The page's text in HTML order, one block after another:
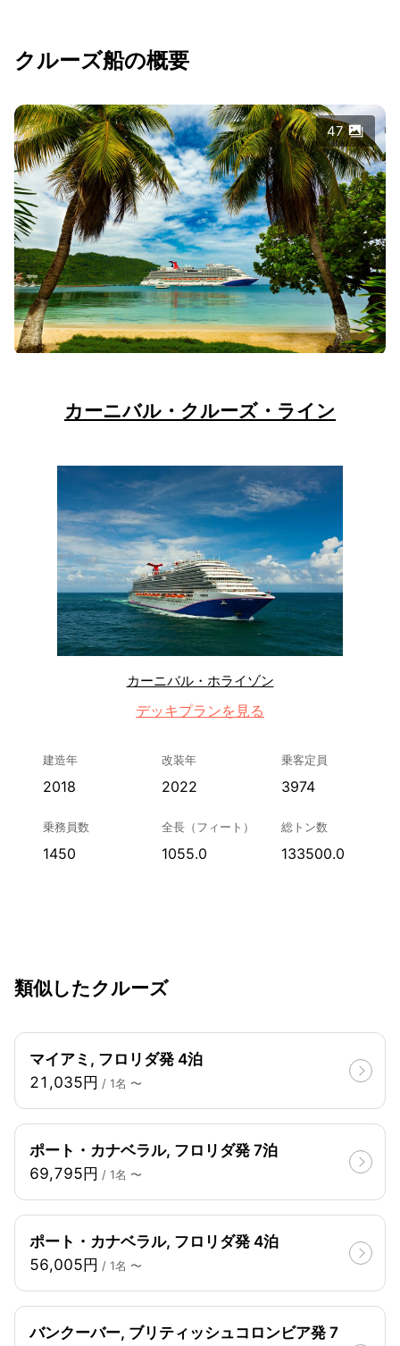
クルーズ船の概要
47
カーニバル・クルーズ・ライン
カーニバル・ホライゾン
デッキプランを見る
建造年
2018
改装年
2022
乗客定員
3974
乗務員数
1450
全長（フィート）
1055.0
総トン数
133500.0
類似したクルーズ
マイアミ, フロリダ発 4泊
21,035円 / 1名 〜
ポート・カナベラル, フロリダ発 7泊
69,795円 / 1名 〜
ポート・カナベラル, フロリダ発 4泊
56,005円 / 1名 〜
バンクーバー, ブリティッシュコロンビア発 7